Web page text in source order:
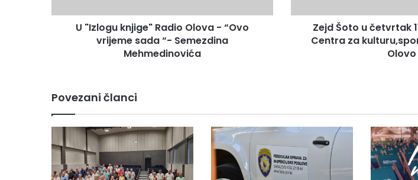
sada
U "Izlogu knjige" Radio Olova - “Ovo
vrijeme sada “- Semezdina
Mehmedinovića
za
kulturu,sport
Zejd Šoto u četvrtak
Centra za
Olovo
Povezani članci